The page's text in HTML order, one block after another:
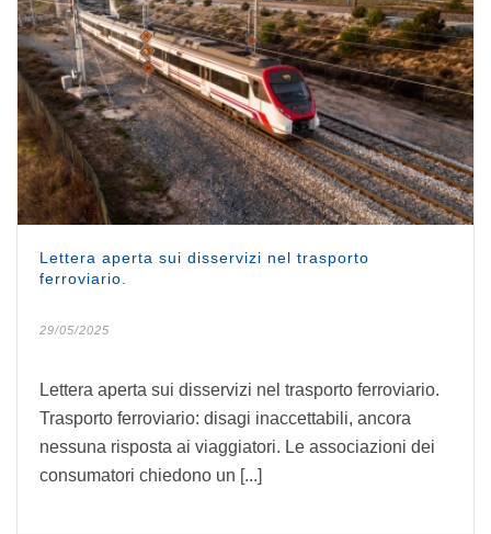
Lettera aperta sui disservizi nel trasporto
ferroviario.
29/05/2025
Lettera aperta sui disservizi nel trasporto ferroviario.
Trasporto ferroviario: disagi inaccettabili, ancora
nessuna risposta ai viaggiatori. Le associazioni dei
consumatori chiedono un [...]